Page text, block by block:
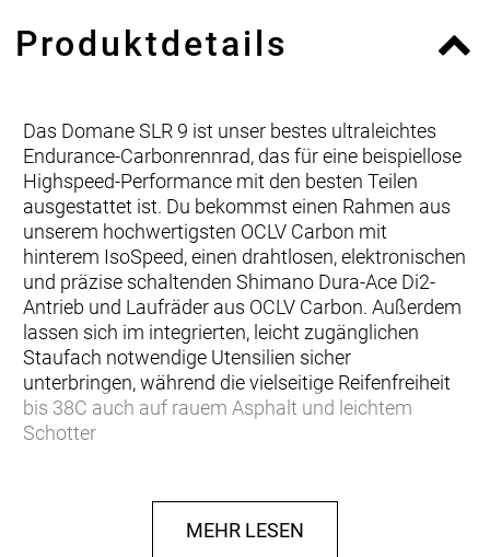
Produktdetails
Das Domane SLR 9 ist unser bestes ultraleichtes
Endurance-Carbonrennrad, das für eine beispiellose
Highspeed-Performance mit den besten Teilen
ausgestattet ist. Du bekommst einen Rahmen aus
unserem hochwertigsten OCLV Carbon mit
hinterem IsoSpeed, einen drahtlosen, elektronischen
und präzise schaltenden Shimano Dura-Ace Di2-
Antrieb und Laufräder aus OCLV Carbon. Außerdem
lassen sich im integrierten, leicht zugänglichen
Staufach notwendige Utensilien sicher
unterbringen, während die vielseitige Reifenfreiheit
bis 38C auch auf rauem Asphalt und leichtem
Schotter
Bike auf der Straße mit einem Riesenhunger für
Langstreckenrennen infrage kommt. Du willst
MEHR LESEN